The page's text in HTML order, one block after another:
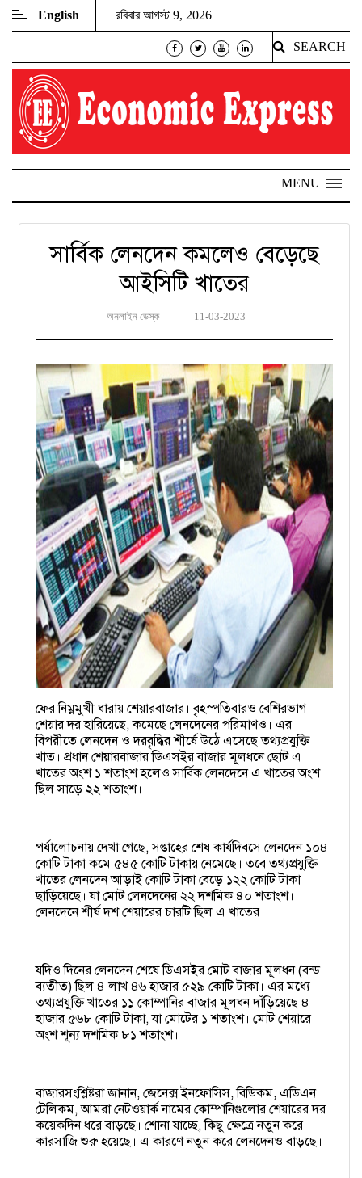
English রবিবার আগস্ট 9, 2026
SEARCH
MENU
সার্বিক লেনদেন কমলেও বেড়েছে
আইসিটি খাতের
অনলাইন ডেস্ক 11-03-2023
ফের নিম্নমুখী ধারায় শেয়ারবাজার। বৃহস্পতিবারও বেশিরভাগ
শেয়ার দর হারিয়েছে, কমেছে লেনদেনের পরিমাণও। এর
বিপরীতে লেনদেন ও দরবৃদ্ধির শীর্ষে উঠে এসেছে তথ্যপ্রযুক্তি
খাত। প্রধান শেয়ারবাজার ডিএসইর বাজার মূলধনে ছোট এ
খাতের অংশ ১ শতাংশ হলেও সার্বিক লেনদেনে এ খাতের অংশ
ছিল সাড়ে ২২ শতাংশ।
পর্যালোচনায় দেখা গেছে, সপ্তাহের শেষ কার্যদিবসে লেনদেন ১০৪
কোটি টাকা কমে ৫৪৫ কোটি টাকায় নেমেছে। তবে তথ্যপ্রযুক্তি
খাতের লেনদেন আড়াই কোটি টাকা বেড়ে ১২২ কোটি টাকা
ছাড়িয়েছে। যা মোট লেনদেনের ২২ দশমিক ৪০ শতাংশ।
লেনদেনে শীর্ষ দশ শেয়ারের চারটি ছিল এ খাতের।
যদিও দিনের লেনদেন শেষে ডিএসইর মোট বাজার মূলধন (বন্ড
ব্যতীত) ছিল ৪ লাখ ৪৬ হাজার ৫২৯ কোটি টাকা। এর মধ্যে
তথ্যপ্রযুক্তি খাতের ১১ কোম্পানির বাজার মূলধন দাঁড়িয়েছে ৪
হাজার ৫৬৮ কোটি টাকা, যা মোটের ১ শতাংশ। মোট শেয়ারে
অংশ শূন্য দশমিক ৮১ শতাংশ।
বাজারসংশ্লিষ্টরা জানান, জেনেক্স ইনফোসিস, বিডিকম, এডিএন
টেলিকম, আমরা নেটওয়ার্ক নামের কোম্পানিগুলোর শেয়ারের দর
কয়েকদিন ধরে বাড়ছে। শোনা যাচ্ছে, কিছু ক্ষেত্রে নতুন করে
কারসাজি শুরু হয়েছে। এ কারণে নতুন করে লেনদেনও বাড়ছে।